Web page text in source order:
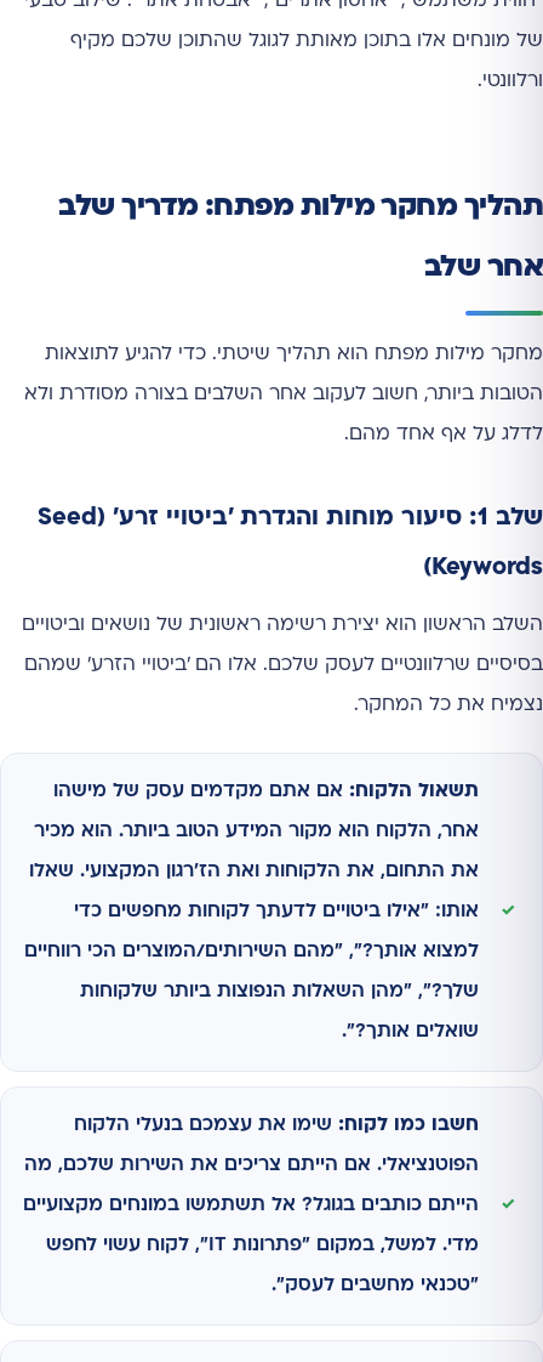
של מונחים אלו בתוכן מאותת לגוגל שהתוכן שלכם מקיף
ורלוונטי.
תהליך מחקר מילות מפתח: מדריך שלב
אחר שלב
מחקר מילות מפתח הוא תהליך שיטתי. כדי להגיע לתוצאות
הטובות ביותר, חשוב לעקוב אחר השלבים בצורה מסודרת ולא
לדלג על אף אחד מהם.
שלב 1: סיעור מוחות והגדרת 'ביטויי זרע' (Seed
Keywords)
השלב הראשון הוא יצירת רשימה ראשונית של נושאים וביטויים
בסיסיים שרלוונטיים לעסק שלכם. אלו הם 'ביטויי הזרע' שמהם
נצמיח את כל המחקר.
תשאול הלקוח: אם אתם מקדמים עסק של מישהו
אחר, הלקוח הוא מקור המידע הטוב ביותר. הוא מכיר
את התחום, את הלקוחות ואת הז'רגון המקצועי. שאלו
אותו: "אילו ביטויים לדעתך לקוחות מחפשים כדי
למצוא אותך?", "מהם השירותים/המוצרים הכי רווחיים
שלך?", "מהן השאלות הנפוצות ביותר שלקוחות
שואלים אותך?".
חשבו כמו לקוח: שימו את עצמכם בנעלי הלקוח
הפוטנציאלי. אם הייתם צריכים את השירות שלכם, מה
הייתם כותבים בגוגל? אל תשתמשו במונחים מקצועיים
מדי. למשל, במקום "פתרונות IT", לקוח עשוי לחפש
"טכנאי מחשבים לעסק".